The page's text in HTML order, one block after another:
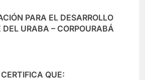
PARA EL DESARROLLO
DEL URABA – CORPOURABÁ
CERTIFICA QUE: